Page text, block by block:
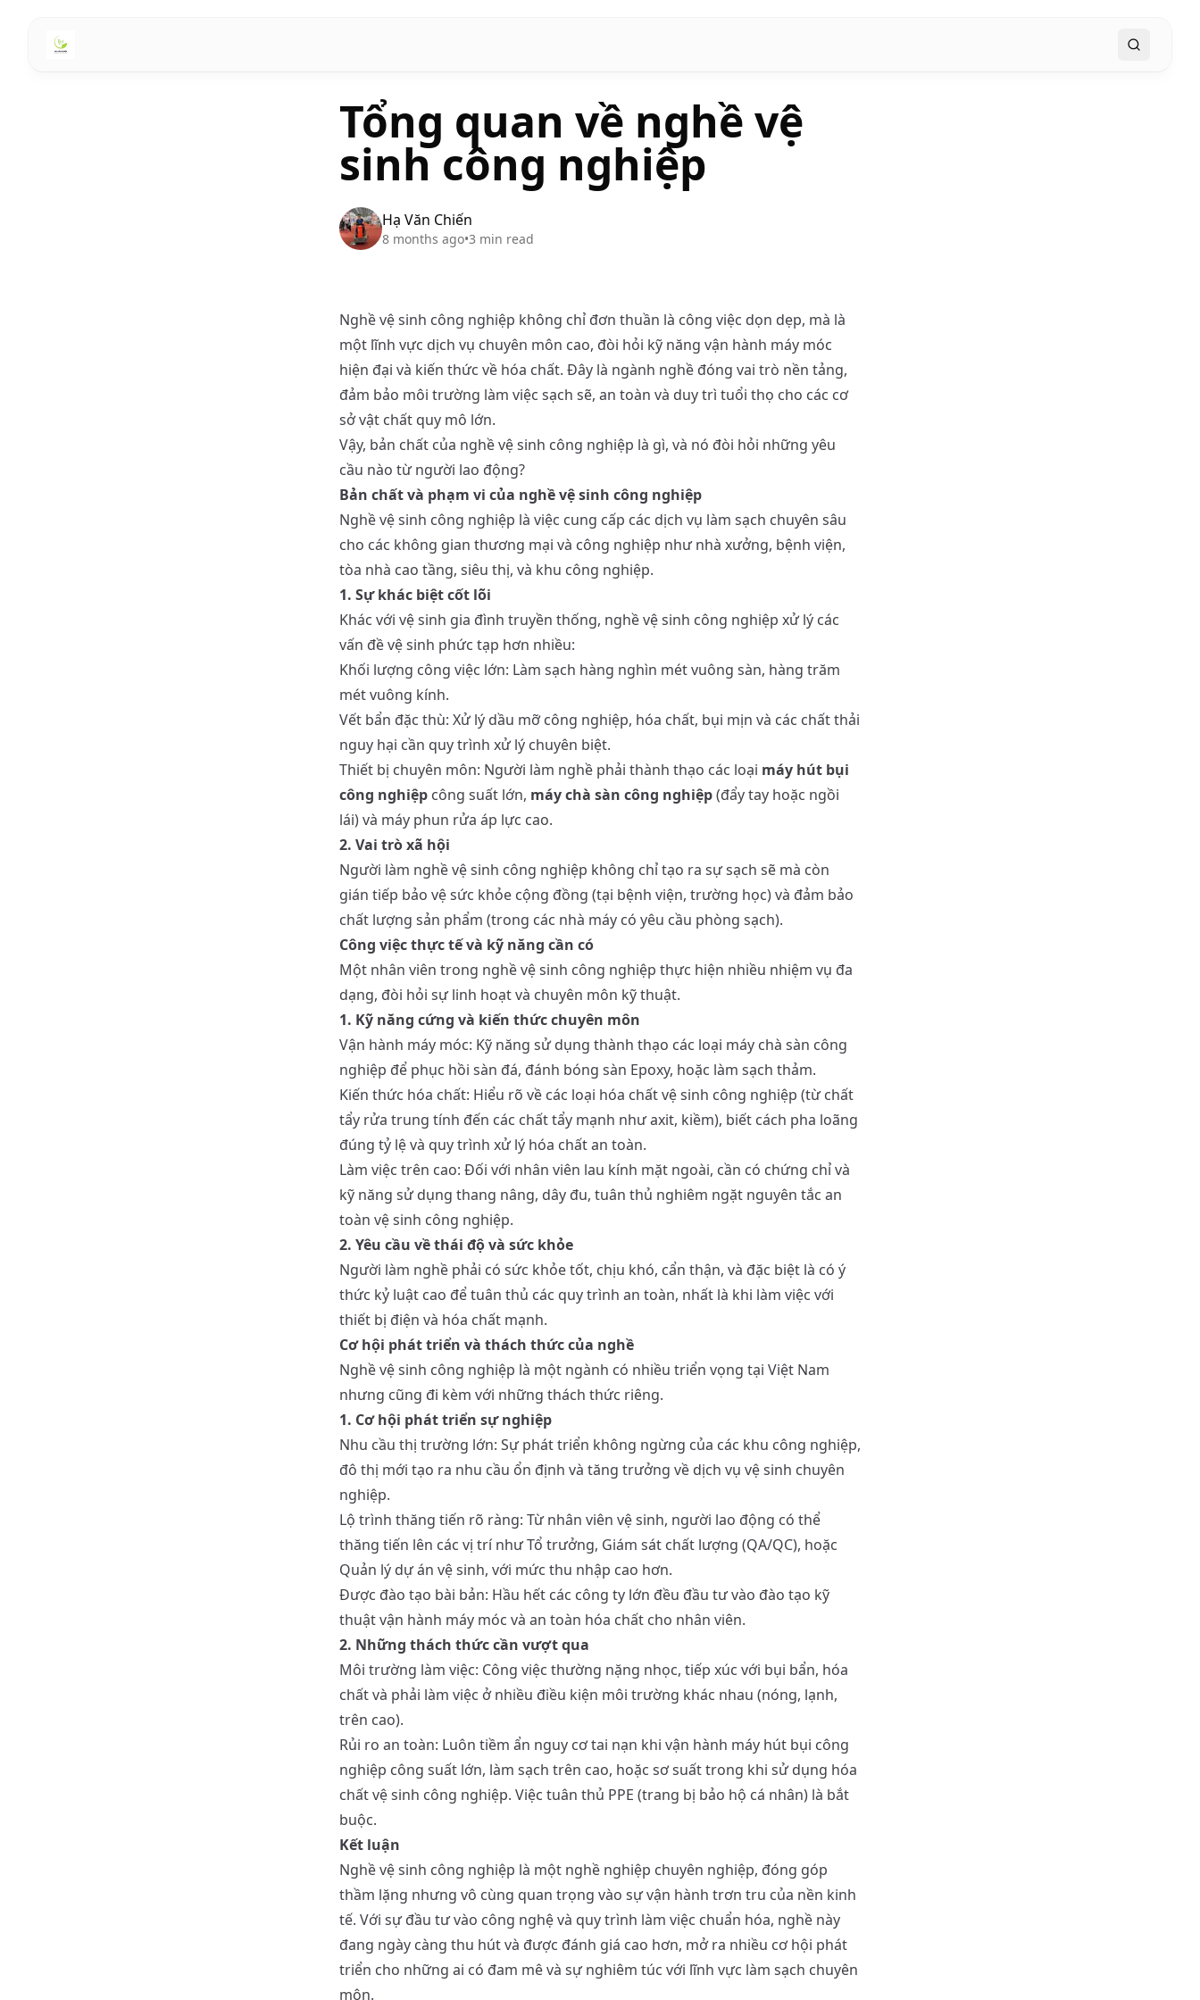
Search
Tổng quan về nghề vệ
sinh công nghiệp
Hạ Văn Chiến
8 months ago•3 min read
Nghề vệ sinh công nghiệp không chỉ đơn thuần là công việc dọn dẹp, mà là
một lĩnh vực dịch vụ chuyên môn cao, đòi hỏi kỹ năng vận hành máy móc
hiện đại và kiến thức về hóa chất. Đây là ngành nghề đóng vai trò nền tảng,
đảm bảo môi trường làm việc sạch sẽ, an toàn và duy trì tuổi thọ cho các cơ
sở vật chất quy mô lớn.
Vậy, bản chất của nghề vệ sinh công nghiệp là gì, và nó đòi hỏi những yêu
cầu nào từ người lao động?
Bản chất và phạm vi của nghề vệ sinh công nghiệp
Nghề vệ sinh công nghiệp là việc cung cấp các dịch vụ làm sạch chuyên sâu
cho các không gian thương mại và công nghiệp như nhà xưởng, bệnh viện,
tòa nhà cao tầng, siêu thị, và khu công nghiệp.
1. Sự khác biệt cốt lõi
Khác với vệ sinh gia đình truyền thống, nghề vệ sinh công nghiệp xử lý các
vấn đề vệ sinh phức tạp hơn nhiều:
Khối lượng công việc lớn: Làm sạch hàng nghìn mét vuông sàn, hàng trăm
mét vuông kính.
Vết bẩn đặc thù: Xử lý dầu mỡ công nghiệp, hóa chất, bụi mịn và các chất thải
nguy hại cần quy trình xử lý chuyên biệt.
Thiết bị chuyên môn: Người làm nghề phải thành thạo các loại máy hút bụi
công nghiệpcông suất lớn, máy chà sàn công nghiệp(đẩy tay hoặc ngồi
lái) và máy phun rửa áp lực cao.
2. Vai trò xã hội
Người làm nghề vệ sinh công nghiệp không chỉ tạo ra sự sạch sẽ mà còn
gián tiếp bảo vệ sức khỏe cộng đồng (tại bệnh viện, trường học) và đảm bảo
chất lượng sản phẩm (trong các nhà máy có yêu cầu phòng sạch).
Công việc thực tế và kỹ năng cần có
Một nhân viên trong nghề vệ sinh công nghiệp thực hiện nhiều nhiệm vụ đa
dạng, đòi hỏi sự linh hoạt và chuyên môn kỹ thuật.
1. Kỹ năng cứng và kiến thức chuyên môn
Vận hành máy móc: Kỹ năng sử dụng thành thạo các loại máy chà sàn công
nghiệp để phục hồi sàn đá, đánh bóng sàn Epoxy, hoặc làm sạch thảm.
Kiến thức hóa chất: Hiểu rõ về các loại hóa chất vệ sinh công nghiệp (từ chất
tẩy rửa trung tính đến các chất tẩy mạnh như axit, kiềm), biết cách pha loãng
đúng tỷ lệ và quy trình xử lý hóa chất an toàn.
Làm việc trên cao: Đối với nhân viên lau kính mặt ngoài, cần có chứng chỉ và
kỹ năng sử dụng thang nâng, dây đu, tuân thủ nghiêm ngặt nguyên tắc an
toàn vệ sinh công nghiệp.
2. Yêu cầu về thái độ và sức khỏe
Người làm nghề phải có sức khỏe tốt, chịu khó, cẩn thận, và đặc biệt là có ý
thức kỷ luật cao để tuân thủ các quy trình an toàn, nhất là khi làm việc với
thiết bị điện và hóa chất mạnh.
Cơ hội phát triển và thách thức của nghề
Nghề vệ sinh công nghiệp là một ngành có nhiều triển vọng tại Việt Nam
nhưng cũng đi kèm với những thách thức riêng.
1. Cơ hội phát triển sự nghiệp
Nhu cầu thị trường lớn: Sự phát triển không ngừng của các khu công nghiệp,
đô thị mới tạo ra nhu cầu ổn định và tăng trưởng về dịch vụ vệ sinh chuyên
nghiệp.
Lộ trình thăng tiến rõ ràng: Từ nhân viên vệ sinh, người lao động có thể
thăng tiến lên các vị trí như Tổ trưởng, Giám sát chất lượng (QA/QC), hoặc
Quản lý dự án vệ sinh, với mức thu nhập cao hơn.
Được đào tạo bài bản: Hầu hết các công ty lớn đều đầu tư vào đào tạo kỹ
thuật vận hành máy móc và an toàn hóa chất cho nhân viên.
2. Những thách thức cần vượt qua
Môi trường làm việc: Công việc thường nặng nhọc, tiếp xúc với bụi bẩn, hóa
chất và phải làm việc ở nhiều điều kiện môi trường khác nhau (nóng, lạnh,
trên cao).
Rủi ro an toàn: Luôn tiềm ẩn nguy cơ tai nạn khi vận hành máy hút bụi công
nghiệp công suất lớn, làm sạch trên cao, hoặc sơ suất trong khi sử dụng hóa
chất vệ sinh công nghiệp. Việc tuân thủ PPE (trang bị bảo hộ cá nhân) là bắt
buộc.
Kết luận
Nghề vệ sinh công nghiệp là một nghề nghiệp chuyên nghiệp, đóng góp
thầm lặng nhưng vô cùng quan trọng vào sự vận hành trơn tru của nền kinh
tế. Với sự đầu tư vào công nghệ và quy trình làm việc chuẩn hóa, nghề này
đang ngày càng thu hút và được đánh giá cao hơn, mở ra nhiều cơ hội phát
triển cho những ai có đam mê và sự nghiêm túc với lĩnh vực làm sạch chuyên
môn.